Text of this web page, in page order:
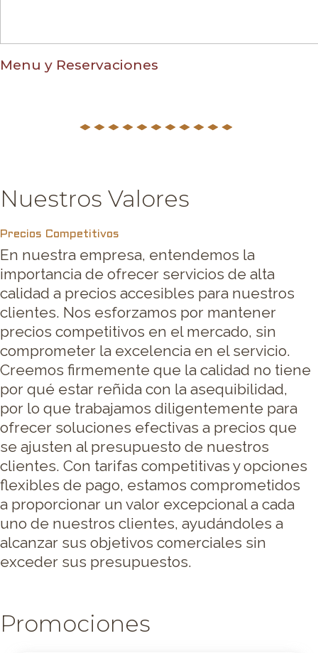
Menu y Reservaciones
Nuestros Valores
Precios Competitivos
En nuestra empresa, entendemos la
importancia de ofrecer servicios de alta
calidad a precios accesibles para nuestros
clientes. Nos esforzamos por mantener
precios competitivos en el mercado, sin
comprometer la excelencia en el servicio.
Creemos firmemente que la calidad no tiene
por qué estar reñida con la asequibilidad,
por lo que trabajamos diligentemente para
ofrecer soluciones efectivas a precios que
se ajusten al presupuesto de nuestros
clientes. Con tarifas competitivas y opciones
flexibles de pago, estamos comprometidos
a proporcionar un valor excepcional a cada
uno de nuestros clientes, ayudándoles a
alcanzar sus objetivos comerciales sin
exceder sus presupuestos.
Promociones